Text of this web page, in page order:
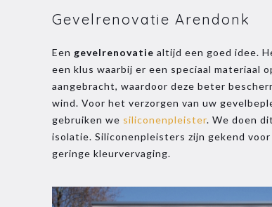
Gevelrenovatie Arendonk
Een gevelrenovatie altijd een goed idee.
een klus waarbij er een speciaal materiaal
aangebracht, waardoor deze beter
wind. Voor het verzorgen van uw
gebruiken we siliconenpleister. We doen
isolatie. Siliconenpleisters zijn gekend
geringe kleurvervaging.